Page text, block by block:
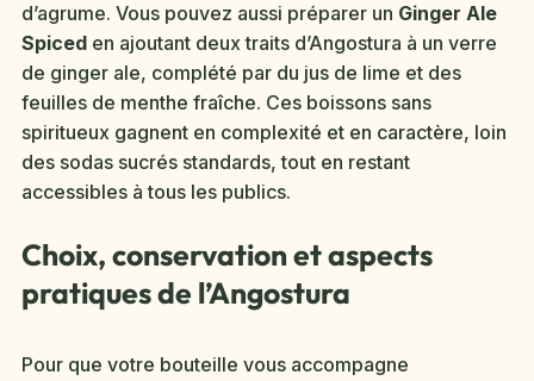
d’agrume. Vous pouvez aussi préparer un Ginger Ale
Spiced en ajoutant deux traits d’Angostura à un verre
de ginger ale, complété par du jus de lime et des
feuilles de menthe fraîche. Ces boissons sans
spiritueux gagnent en complexité et en caractère, loin
des sodas sucrés standards, tout en restant
accessibles à tous les publics.
Choix, conservation et aspects
pratiques de l’Angostura
Pour que votre bouteille vous accompagne